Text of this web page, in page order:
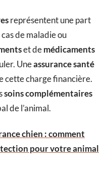
représentent une part
de maladie ou
et demédicaments
Uneassurance santé
cette charge financière.
soins complémentaires
de l’animal.
chien : comment
pour votre animal